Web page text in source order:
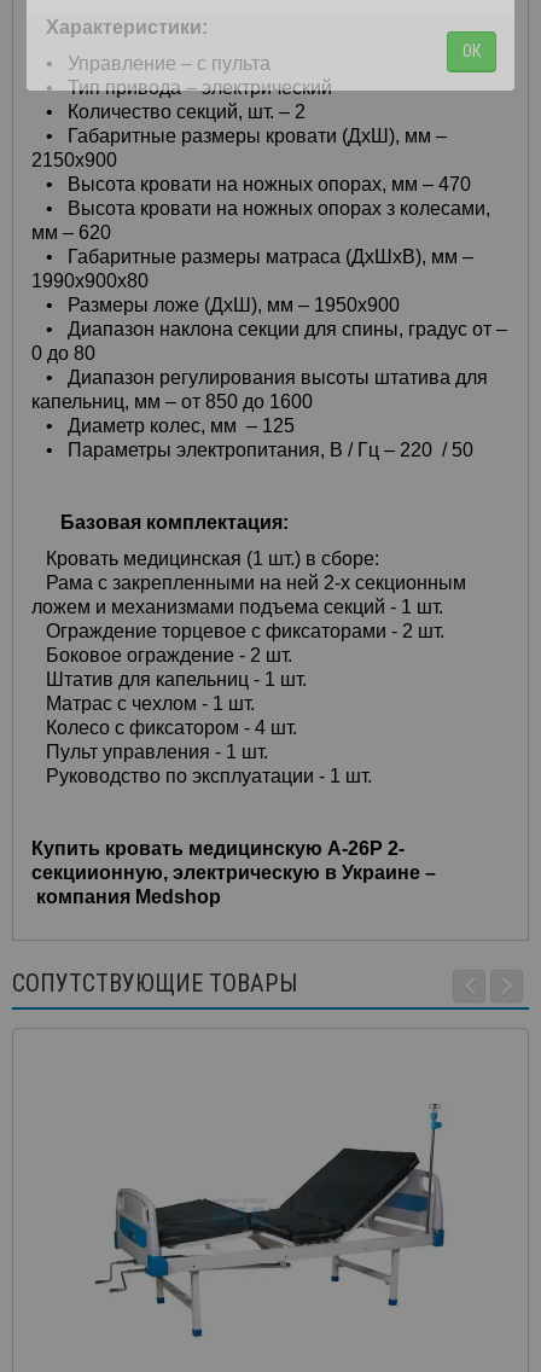
Характеристики:
• Управление – с пульта
• Тип привода – электрический
• Количество секций, шт. – 2
• Габаритные размеры кровати (ДхШ), мм –
2150х900
• Высота кровати на ножных опорах, мм – 470
• Высота кровати на ножных опорах з колесами,
мм – 620
• Габаритные размеры матраса (ДхШхВ), мм –
1990х900х80
• Размеры ложе (ДхШ), мм – 1950х900
• Диапазон наклона секции для спины, градус от –
0 до 80
• Диапазон регулирования высоты штатива для
капельниц, мм – от 850 до 1600
• Диаметр колес, мм – 125
• Параметры электропитания, В / Гц – 220 / 50
Базовая комплектация:
Кровать медицинская (1 шт.) в сборе:
Рама с закрепленными на ней 2-х секционным
ложем и механизмами подъема секций - 1 шт.
Ограждение торцевое с фиксаторами - 2 шт.
Боковое ограждение - 2 шт.
Штатив для капельниц - 1 шт.
Матрас с чехлом - 1 шт.
Колесо с фиксатором - 4 шт.
Пульт управления - 1 шт.
Руководство по эксплуатации - 1 шт.
Купить кровать медицинскую А-26P 2-
секциионную, электрическую в Украине –
компания Medshop
СОПУТСТВУЮЩИЕ ТОВАРЫ
ОК